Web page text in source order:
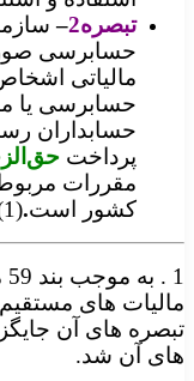
تبصره2 –
حسابرسی
مالیاتی
حسابرسی یا
حسابداران
پرداخت
مقررات
کشور است.
(1)
1
های آن شد.